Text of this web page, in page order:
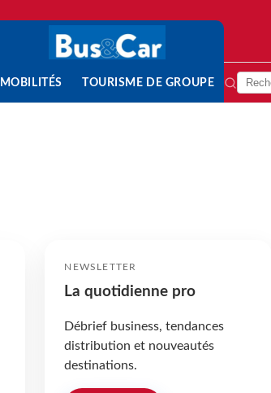
MOBILITÉS TOURISME DE GROUPE
NEWSLETTER
La quotidienne pro
Débrief business, tendances
distribution et nouveautés
destinations.